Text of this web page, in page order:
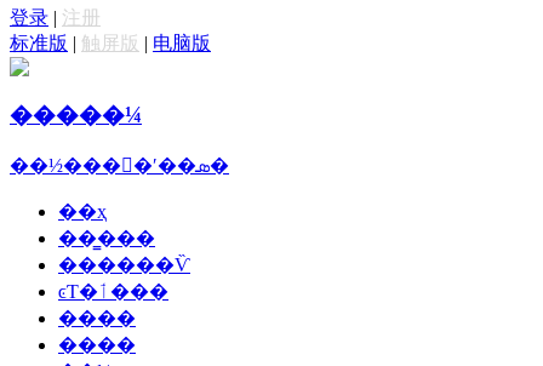
登录 | 注册
标准版 | 触屏版 | 电脑版
�����¼
��½���ྫ�ʹ��ܣ�
��ҳ
��̳���
������Ѷ
ͼƬ�ٲ���
����
����